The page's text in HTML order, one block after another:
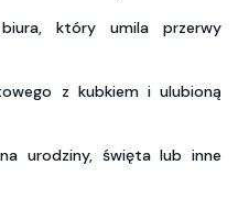
który umila przerwy
z kubkiem i ulubioną
urodziny, święta lub inne